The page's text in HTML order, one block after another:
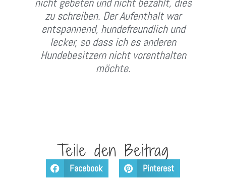
zu schreiben. Der Aufenthalt war
entspannend, hundefreundlich und
lecker, so dass ich es anderen
Hundebesitzern nicht vorenthalten
möchte.
Teile den Beitrag
Facebook Pinterest